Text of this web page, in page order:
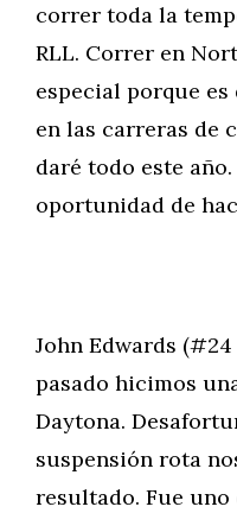
correr toda la
RLL. Correr en
especial porque
en las carreras de
daré todo este
oportunidad de
John Edwards (#24
pasado hicimos
Daytona.
suspensión rota
resultado. Fue uno